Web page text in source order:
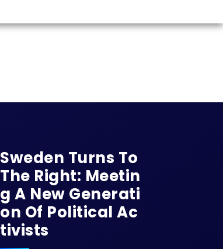
Sweden Turns To
The Right: Meetin
G A New Generati
On Of Political Ac
Tivists